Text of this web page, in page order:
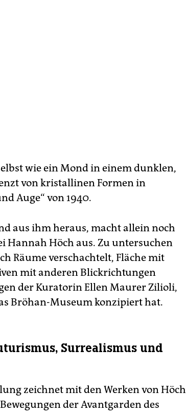
wie ein Mond in einem dunklen,
von kristallinen Formen in
Auge“ von 1940.
aus ihm heraus, macht allein noch
Höch aus. Zu untersuchen
Räume verschachtelt, Fläche mit
mit anderen Blickrichtungen
der Kuratorin Ellen Maurer Zilioli,
Bröhan-Museum konzipiert hat.
Surrealismus und
zeichnet mit den Werken von Höch
der Avantgarden des